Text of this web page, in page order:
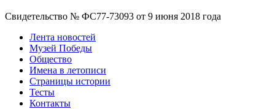
Свидетельство № ФС77-73093 от 9 июня 2018 года
Лента новостей
Музей Победы
Общество
Имена в летописи
Страницы истории
Тесты
Контакты